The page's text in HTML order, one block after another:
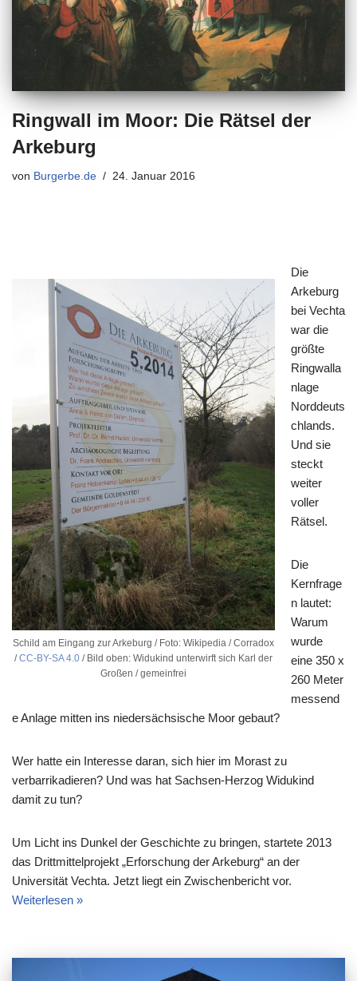
Ringwall im Moor: Die Rätsel der
Arkeburg
von Burgerbe.de 24. Januar 2016
Schild am Eingang zur Arkeburg / Foto: Wikipedia / Corradox
/CC-BY-SA 4.0 / Bild oben: Widukind unterwirft sich Karl der
Großen / gemeinfrei
Die
Arkeburg
bei Vechta
war die
größte
Ringwalla
nlage
Norddeuts
chlands.
Und sie
steckt
weiter
voller
Rätsel.
Die
Kernfrage
n lautet:
Warum
wurde
eine 350 x
260 Meter
messend
e Anlage mitten ins niedersächsische Moor gebaut?
Wer hatte ein Interesse daran, sich hier im Morast zu
verbarrikadieren? Und was hat Sachsen-Herzog Widukind
damit zu tun?
Um Licht ins Dunkel der Geschichte zu bringen, startete 2013
das Drittmittelprojekt „Erforschung der Arkeburg“ an der
Universität Vechta. Jetzt liegt ein Zwischenbericht vor.
Weiterlesen »